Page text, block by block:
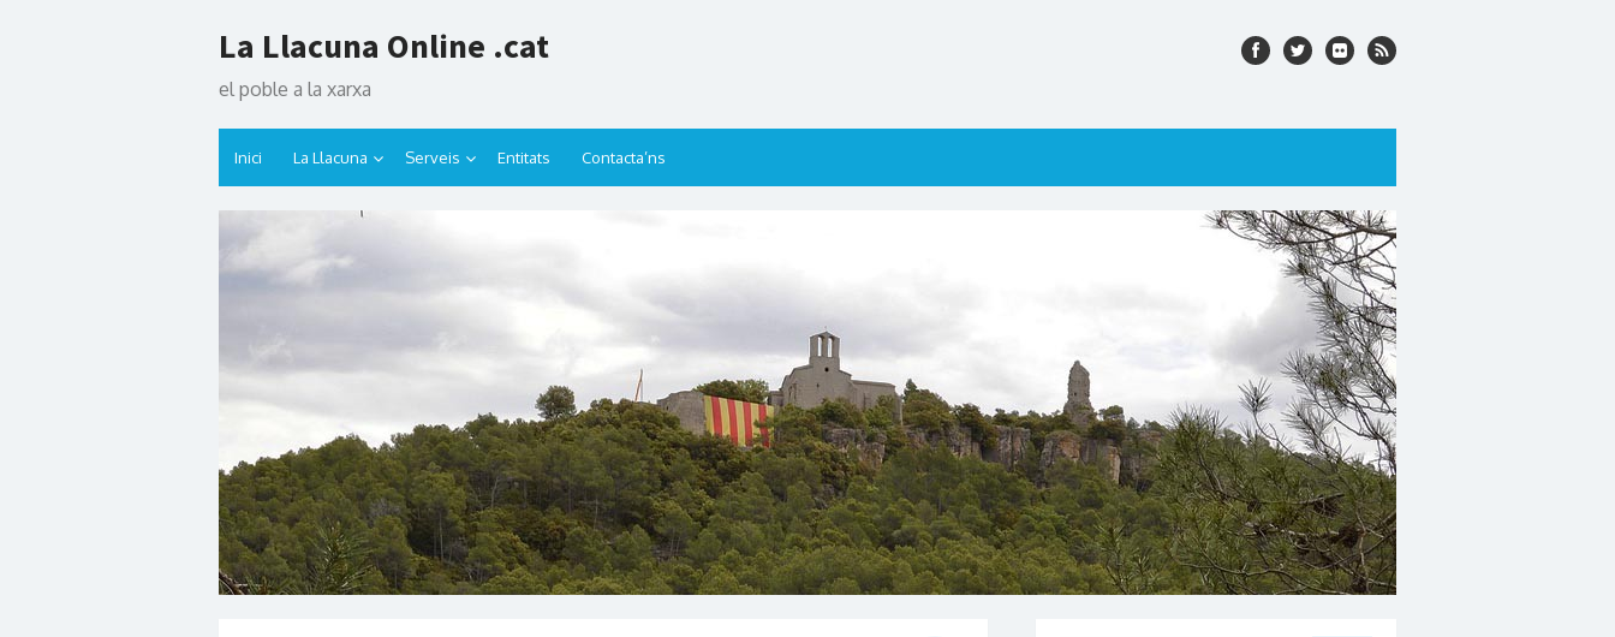
to
La Llacuna Online .cat
el poble a la xarxa
Inici La Llacuna Serveis Entitats Contacta’ns